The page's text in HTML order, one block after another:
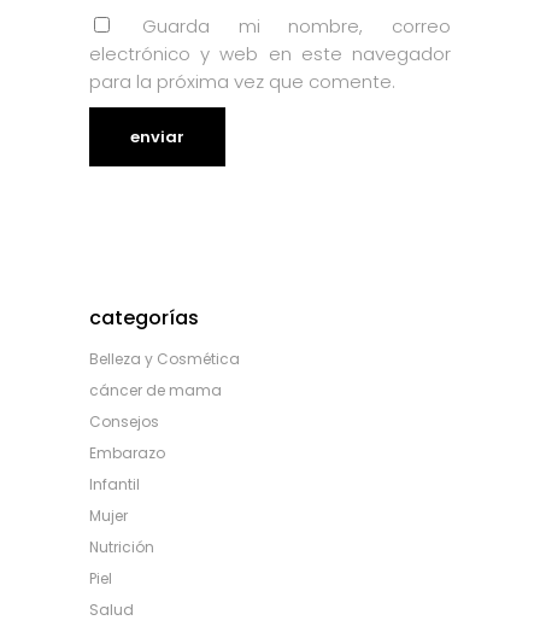
Guarda mi nombre, correo
electrónico y web en este navegador
para la próxima vez que comente.
categorías
Belleza y Cosmética
cáncer de mama
Consejos
Embarazo
Infantil
Mujer
Nutrición
Piel
Salud